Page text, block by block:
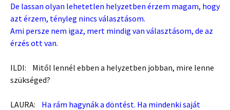
De lassan olyan lehetetlen helyzetben érzem magam, hogy
azt érzem, tényleg nincs választásom.
Ami persze nem igaz, mert mindig van választásom, de az
érzés ott van.
ILDI: Mitől lennél ebben a helyzetben jobban, mire lenne
szükséged?
LAURA: Ha rám hagynák a döntést. Ha mindenki saját